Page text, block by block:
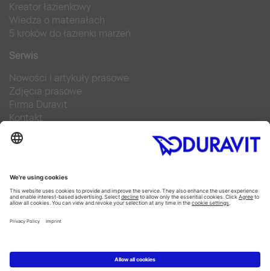
Kreator łazienkowy
Wiedza o materiałach
5 kroków do łazienki marzeń
Serwis
Nowości i artykuły prasowe
Zdjęcia prasowe
Firma Duravit
Kontakt
Najczęściej zadawane pytania
Facebook
Instagram
Pinterest
Blog
YouTube